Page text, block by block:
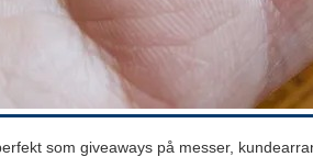
som giveaways på messer,